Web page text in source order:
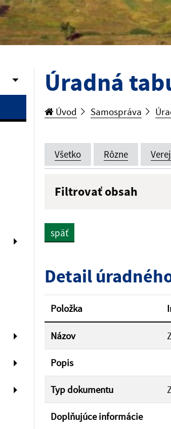
Úradná
Úvod Samospráva
Všetko Rôzne
Filtrovať obsah
Filtrovať
späť
Detail
Položka
Názov
Popis
Typ dokumentu
Doplňujúce informácie